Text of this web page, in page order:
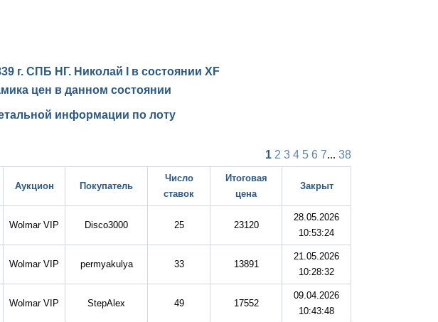
г. СПБ НГ. Николай I в состоянии XF
цен в данном состоянии
информации по лоту
1 2 3 4 5 6 7... 38
Аукцион Покупатель
Число
ставок
Итоговая
цена
Закрыт
Wolmar VIP Disco3000 25 23120
28.05.2026
10:53:24
Wolmar VIP permyakulya 33 13891
21.05.2026
10:28:32
Wolmar VIP StepAlex 49 17552
09.04.2026
10:43:48